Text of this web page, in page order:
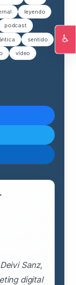
leyendo
podcast
sentido
vídeo
Sanz,
digital
♿